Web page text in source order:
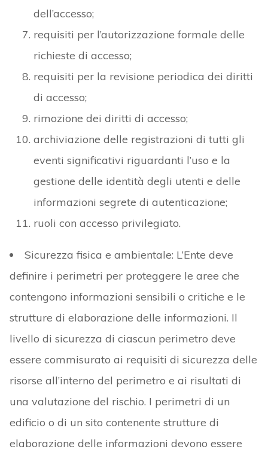
dell’accesso;
requisiti per l’autorizzazione formale delle
richieste di accesso;
requisiti per la revisione periodica dei diritti
di accesso;
rimozione dei diritti di accesso;
archiviazione delle registrazioni di tutti gli
eventi significativi riguardanti l’uso e la
gestione delle identità degli utenti e delle
informazioni segrete di autenticazione;
ruoli con accesso privilegiato.
Sicurezza fisica e ambientale: L’Ente deve
definire i perimetri per proteggere le aree che
contengono informazioni sensibili o critiche e le
strutture di elaborazione delle informazioni. Il
livello di sicurezza di ciascun perimetro deve
essere commisurato ai requisiti di sicurezza delle
risorse all’interno del perimetro e ai risultati di
una valutazione del rischio. I perimetri di un
edificio o di un sito contenente strutture di
elaborazione delle informazioni devono essere